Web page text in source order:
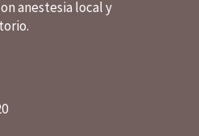
anestesia local y